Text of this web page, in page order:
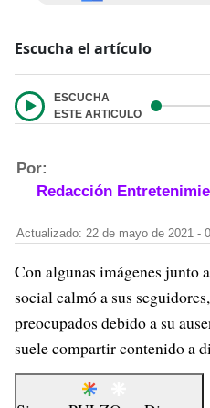
Escucha el artículo
ESCUCHA
ESTE ARTICULO
Por:
Redacción
Actualizado: 22 de mayo de 2021 -
Con algunas imágenes junto
social calmó a sus
preocupados debido a su
suele compartir contenido a